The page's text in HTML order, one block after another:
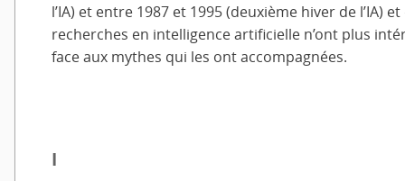
l’IA) et entre 1987 et 1995 (deuxième hiver de l’IA)
recherches en intelligence artificielle n’ont plus
face aux mythes qui les ont accompagnées.
I